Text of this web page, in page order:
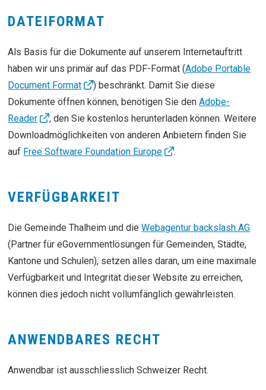
DATEIFORMAT
Als Basis für die Dokumente auf unserem Internetauftritt
haben wir uns primär auf das PDF-Format (Adobe Portable
Document Format
) beschränkt. Damit Sie diese
Dokumente öffnen können, benötigen Sie denAdobe-
Reader
, den Sie kostenlos herunterladen können. Weitere
Downloadmöglichkeiten von anderen Anbietern finden Sie
auf Free Software Foundation Europe .
VERFÜGBARKEIT
Die Gemeinde Thalheim und dieWebagentur backslash AG
(Partner für eGovernmentlösungen für Gemeinden, Städte,
Kantone und Schulen), setzen alles daran, um eine maximale
Verfügbarkeit und Integrität dieser Website zu erreichen,
können dies jedoch nicht vollumfänglich gewährleisten.
ANWENDBARES RECHT
Anwendbar ist ausschliesslich Schweizer Recht.